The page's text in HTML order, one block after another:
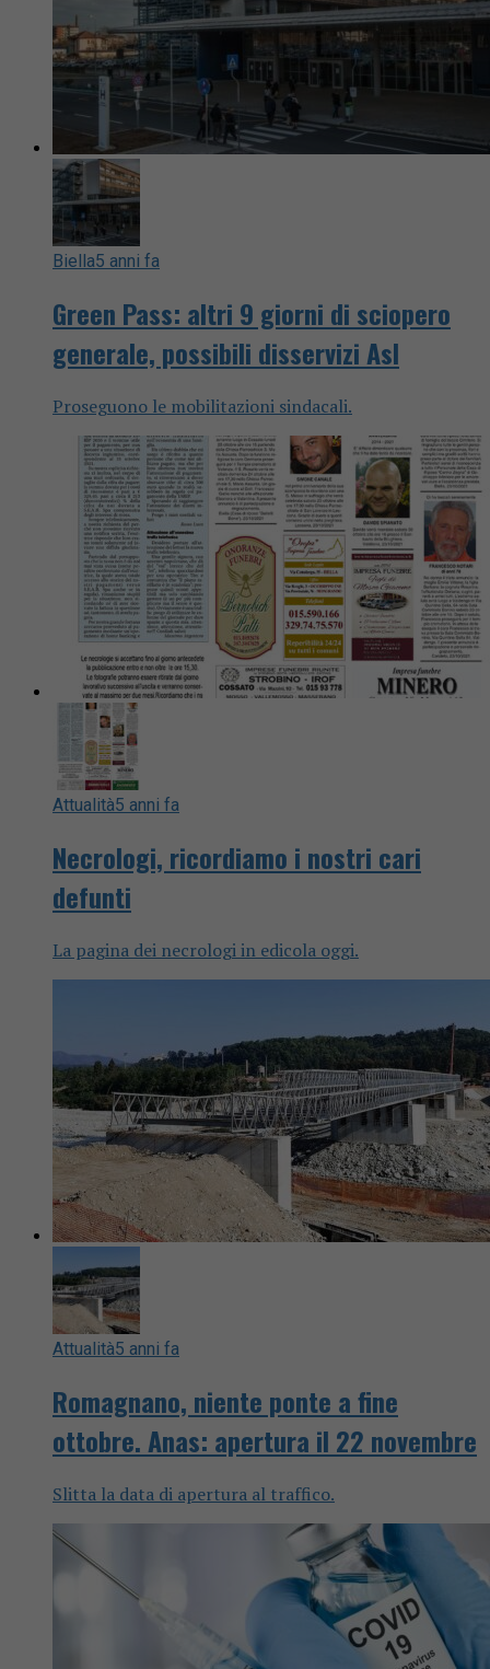
Biella5 anni fa
Green Pass: altri 9 giorni di sciopero
generale, possibili disservizi Asl
Proseguono le mobilitazioni sindacali.
Attualità5 anni fa
Necrologi, ricordiamo i nostri cari
defunti
La pagina dei necrologi in edicola oggi.
Attualità5 anni fa
Romagnano, niente ponte a fine
ottobre. Anas: apertura il 22 novembre
Slitta la data di apertura al traffico.